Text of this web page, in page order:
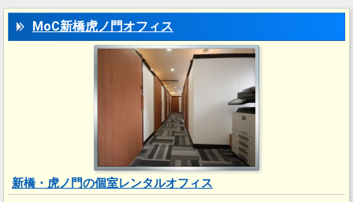
MoC新橋虎ノ門オフィス
新橋・虎ノ門の個室レンタルオフィス